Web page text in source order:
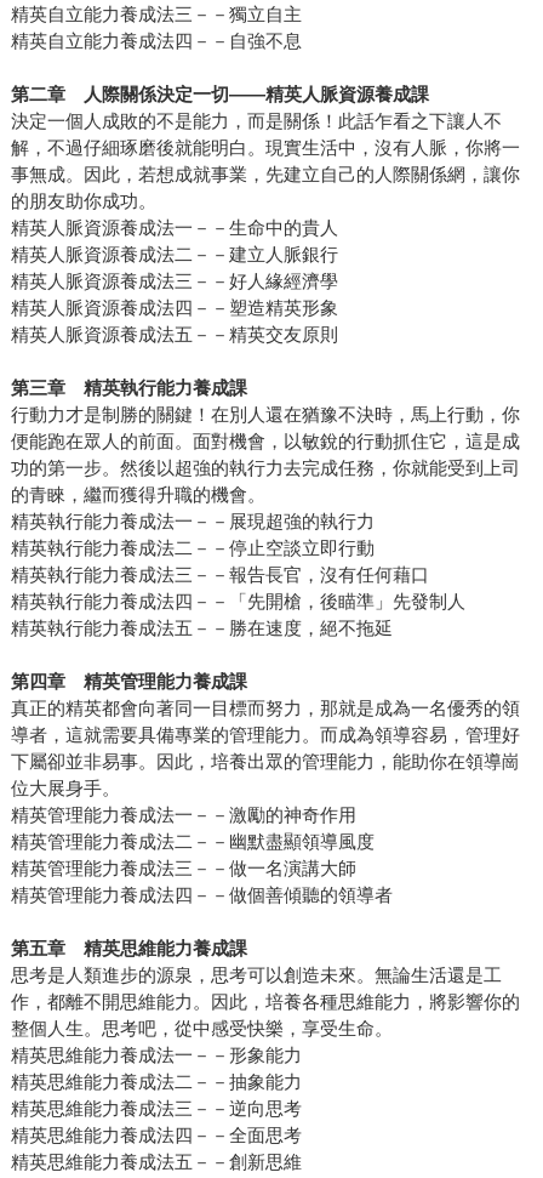
精英自立能力養成法三－－獨立自主
精英自立能力養成法四－－自強不息
第二章 人際關係決定一切——精英人脈資源養成課
決定一個人成敗的不是能力，而是關係！此話乍看之下讓人不
解，不過仔細琢磨後就能明白。現實生活中，沒有人脈，你將一
事無成。因此，若想成就事業，先建立自己的人際關係網，讓你
的朋友助你成功。
精英人脈資源養成法一－－生命中的貴人
精英人脈資源養成法二－－建立人脈銀行
精英人脈資源養成法三－－好人緣經濟學
精英人脈資源養成法四－－塑造精英形象
精英人脈資源養成法五－－精英交友原則
第三章 精英執行能力養成課
行動力才是制勝的關鍵！在別人還在猶豫不決時，馬上行動，你
便能跑在眾人的前面。面對機會，以敏銳的行動抓住它，這是成
功的第一步。然後以超強的執行力去完成任務，你就能受到上司
的青睞，繼而獲得升職的機會。
精英執行能力養成法一－－展現超強的執行力
精英執行能力養成法二－－停止空談立即行動
精英執行能力養成法三－－報告長官，沒有任何藉口
精英執行能力養成法四－－「先開槍，後瞄準」先發制人
精英執行能力養成法五－－勝在速度，絕不拖延
第四章 精英管理能力養成課
真正的精英都會向著同一目標而努力，那就是成為一名優秀的領
導者，這就需要具備專業的管理能力。而成為領導容易，管理好
下屬卻並非易事。因此，培養出眾的管理能力，能助你在領導崗
位大展身手。
精英管理能力養成法一－－激勵的神奇作用
精英管理能力養成法二－－幽默盡顯領導風度
精英管理能力養成法三－－做一名演講大師
精英管理能力養成法四－－做個善傾聽的領導者
第五章 精英思維能力養成課
思考是人類進步的源泉，思考可以創造未來。無論生活還是工
作，都離不開思維能力。因此，培養各種思維能力，將影響你的
整個人生。思考吧，從中感受快樂，享受生命。
精英思維能力養成法一－－形象能力
精英思維能力養成法二－－抽象能力
精英思維能力養成法三－－逆向思考
精英思維能力養成法四－－全面思考
精英思維能力養成法五－－創新思維